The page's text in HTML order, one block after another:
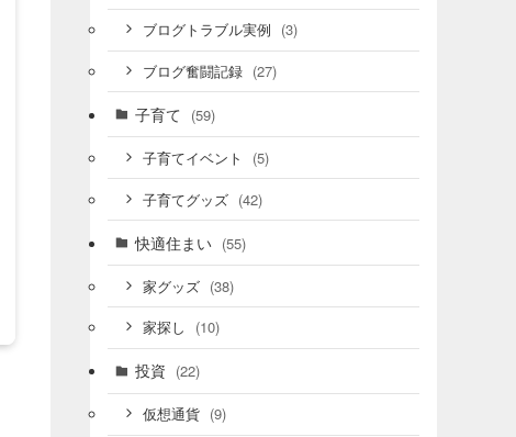
ブログトラブル実例 (3)
ブログ奮闘記録 (27)
子育て (59)
子育てイベント (5)
子育てグッズ (42)
快適住まい (55)
家グッズ (38)
家探し (10)
投資 (22)
仮想通貨 (9)